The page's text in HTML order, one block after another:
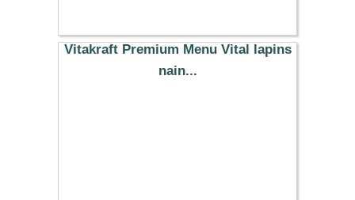
2.99 €
Vitakraft Premium Menu Vital lapins
nain...